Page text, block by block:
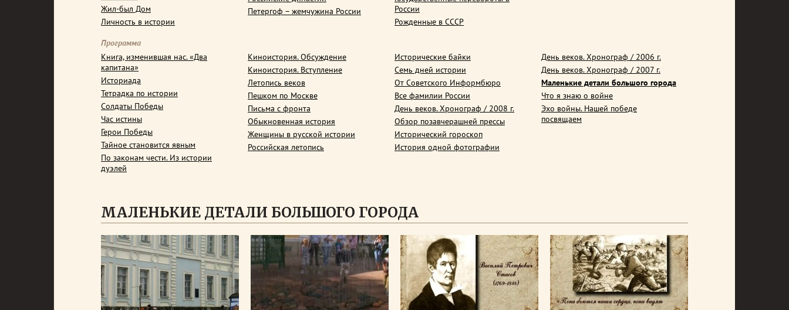
Жил-был Дом
Личность в истории
Петергоф – жемчужина России
России
Рожденные в СССР
Программа
Книга, изменившая нас. «Два
капитана»
Историада
Тетрадка по истории
Солдаты Победы
Час истины
Герои Победы
Тайное становится явным
По законам чести. Из истории
дуэлей
Киноистория. Обсуждение
Киноистория. Вступление
Летопись веков
Пешком по Москве
Письма с фронта
Обыкновенная история
Женщины в русской истории
Российская летопись
Исторические байки
Семь дней истории
От Советского Информбюро
Все фамилии России
День веков. Хронограф / 2008 г.
Обзор позавчерашней прессы
Исторический гороскоп
История одной фотографии
День веков. Хронограф / 2006 г.
День веков. Хронограф / 2007 г.
Маленькие детали большого города
Что я знаю о войне
Эхо войны. Нашей победе
посвящаем
МАЛЕНЬКИЕ ДЕТАЛИ БОЛЬШОГО ГОРОДА